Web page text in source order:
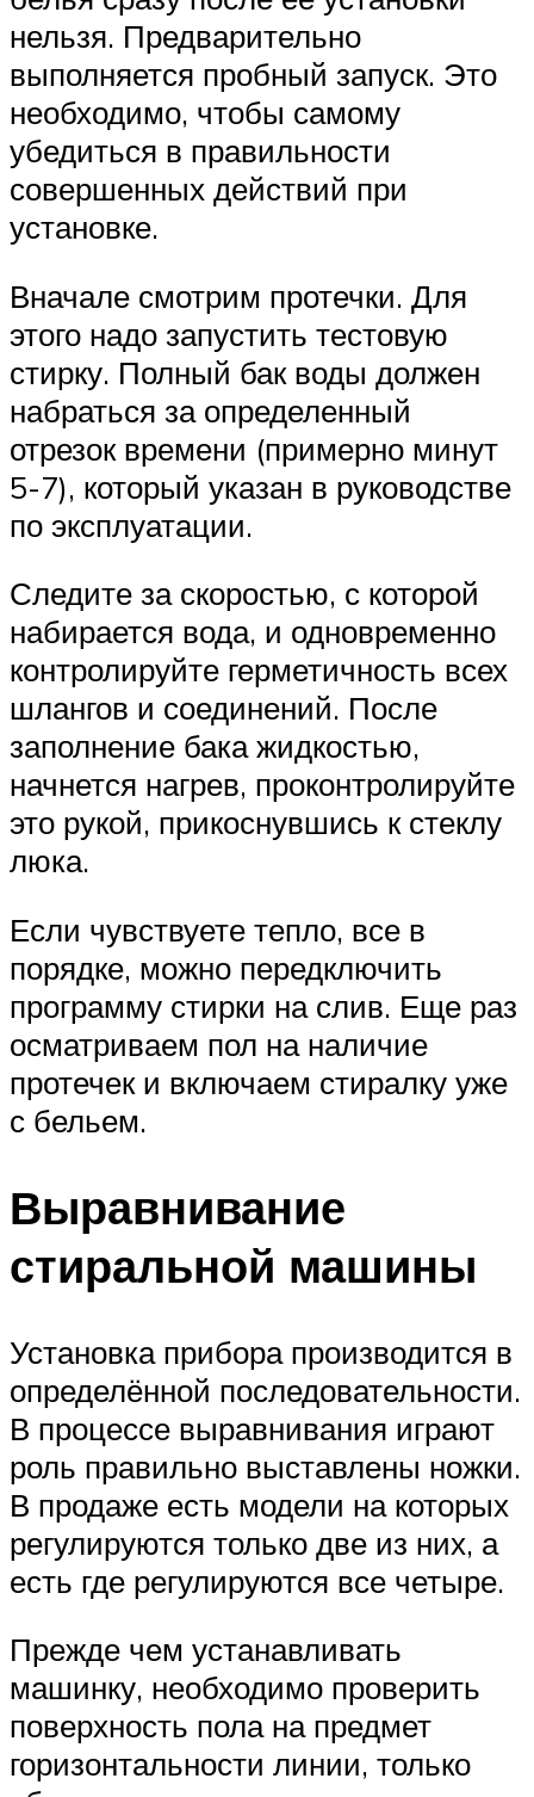
нельзя. Предварительно
выполняется пробный запуск. Это
необходимо, чтобы самому
убедиться в правильности
совершенных действий при
установке.
Вначале смотрим протечки. Для
этого надо запустить тестовую
стирку. Полный бак воды должен
набраться за определенный
отрезок времени (примерно минут
5-7), который указан в руководстве
по эксплуатации.
Следите за скоростью, с которой
набирается вода, и одновременно
контролируйте герметичность всех
шлангов и соединений. После
заполнение бака жидкостью,
начнется нагрев, проконтролируйте
это рукой, прикоснувшись к стеклу
люка.
Если чувствуете тепло, все в
порядке, можно передключить
программу стирки на слив. Еще раз
осматриваем пол на наличие
протечек и включаем стиралку уже
с бельем.
Выравнивание
стиральной машины
Установка прибора производится в
определённой последовательности.
В процессе выравнивания играют
роль правильно выставлены ножки.
В продаже есть модели на которых
регулируются только две из них, а
есть где регулируются все четыре.
Прежде чем устанавливать
машинку, необходимо проверить
поверхность пола на предмет
горизонтальности линии, только